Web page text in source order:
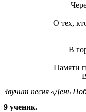
О тех,
В
Памяти
Звучит песня «День
9 ученик.